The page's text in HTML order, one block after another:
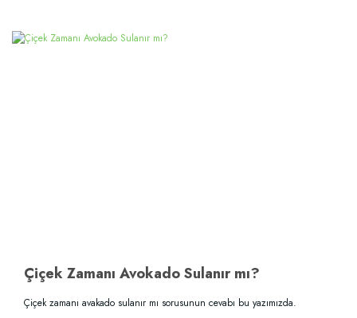
Çiçek Zamanı Avokado Sulanır mı?
Çiçek zamanı avakado sulanır mı sorusunun cevabı bu yazımızda.